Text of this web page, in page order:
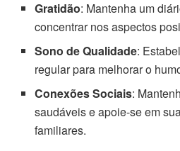
Gratidão: Mantenha um
concentrar nos aspectos
Sono de Qualidade:
regular para melhorar o
Conexões Sociais:
saudáveis e apoie-se em
familiares.